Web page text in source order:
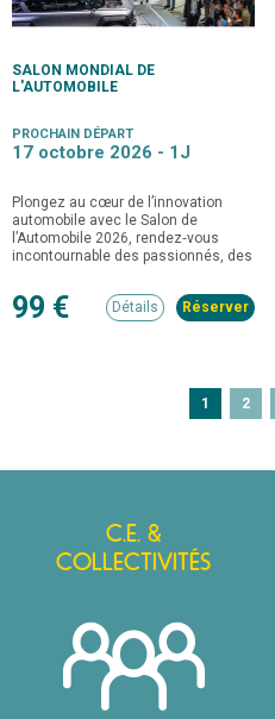
SALON MONDIAL DE
L'AUTOMOBILE
PROCHAIN DÉPART
17 octobre 2026 - 1J
Plongez au cœur de l’innovation
automobile avec le Salon de
l’Automobile 2026, rendez‑vous
incontournable des passionnés, des
rêvent de mobilité de demain. Cette
édition met en lumière les dernières
99 € Détails
1 2
C.E. &
COLLECTIVITÉS